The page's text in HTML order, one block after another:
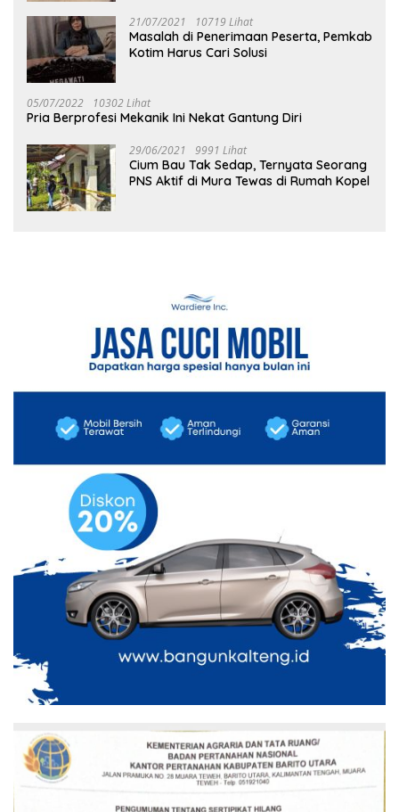
21/07/2021 10719 Lihat
Masalah di Penerimaan Peserta, Pemkab
Kotim Harus Cari Solusi
05/07/2022 10302 Lihat
Pria Berprofesi Mekanik Ini Nekat Gantung Diri
29/06/2021 9991 Lihat
Cium Bau Tak Sedap, Ternyata Seorang
PNS Aktif di Mura Tewas di Rumah Kopel